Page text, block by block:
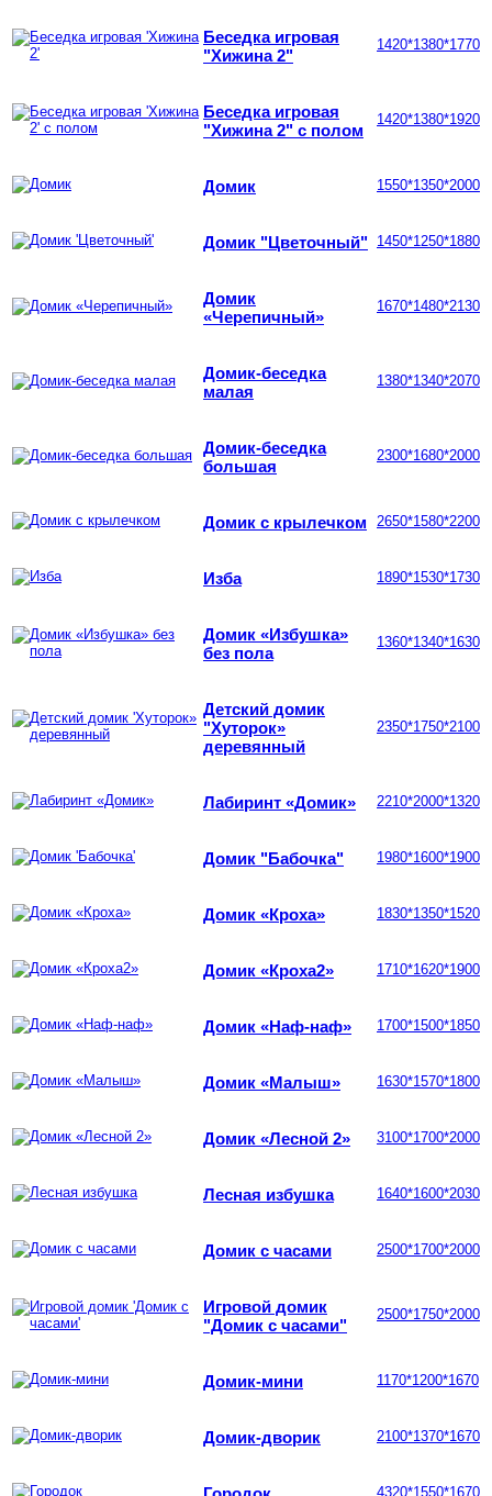
Беседка игровая
"Хижина 2"
1420*1380*1770
Беседка игровая
"Хижина 2" с полом
1420*1380*1920
Домик 1550*1350*2000
Домик "Цветочный" 1450*1250*1880
Домик
«Черепичный»
1670*1480*2130
Домик-беседка
малая
1380*1340*2070
Домик-беседка
большая
2300*1680*2000
Домик с крылечком 2650*1580*2200
Изба 1890*1530*1730
Домик «Избушка»
без пола
1360*1340*1630
Детский домик
"Хуторок»
деревянный
2350*1750*2100
Лабиринт «Домик» 2210*2000*1320
Домик "Бабочка" 1980*1600*1900
Домик «Кроха» 1830*1350*1520
Домик «Кроха2» 1710*1620*1900
Домик «Наф-наф» 1700*1500*1850
Домик «Малыш» 1630*1570*1800
Домик «Лесной 2» 3100*1700*2000
Лесная избушка 1640*1600*2030
Домик с часами 2500*1700*2000
Игровой домик
"Домик с часами"
2500*1750*2000
Домик-мини 1170*1200*1670
Домик-дворик 2100*1370*1670
4320*1550*1670